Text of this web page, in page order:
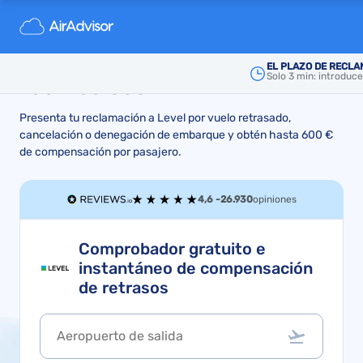
EL PLAZO DE
Solo 3 min:
Reclamaciones a Level:
retrasos, cancelaciones y
Presenta tu reclamación a Level por vuelo retrasado,
cancelación o denegación de embarque y obtén hasta 600 €
de compensación por pasajero.
4,6 -26.930opiniones
Comprobador gratuito e
instantáneo de compensación
de retrasos